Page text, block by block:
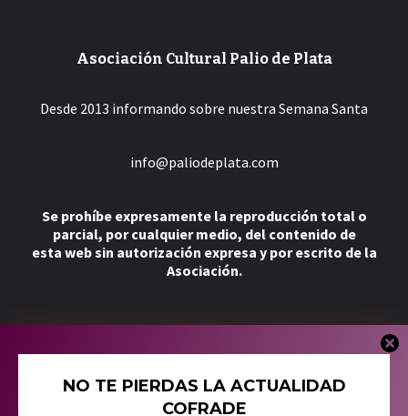
NO TE PIERDAS LA ACTUALIDAD
COFRADE
Asociación Cultural Palio de Plata
Desde 2013 informando sobre nuestra Semana Santa
info@paliodeplata.com
Se prohíbe expresamente la reproducción total o
parcial, por cualquier medio, del contenido de
esta web sin autorización expresa y por escrito de la
Asociación.
Tienda
Política de Cookies